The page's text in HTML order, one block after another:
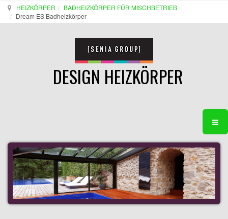
HEIZKÖRPER
BADHEIZKÖRPER FÜR MISCHBETRIEB
Dream ES Badheizkörper
DESIGN HEIZKÖRPER